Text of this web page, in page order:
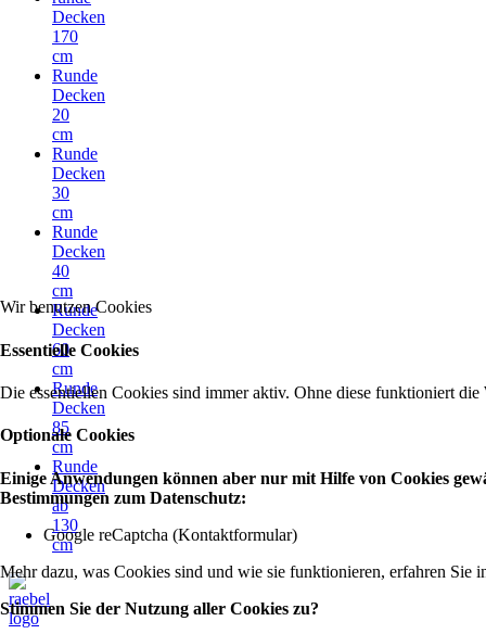
Decken
170
cm
Runde
Decken
20
cm
Runde
Decken
30
cm
Runde
Decken
40
cm
Runde
Decken
60
cm
Runde
Decken
85
cm
Runde
Decken
ab
130
cm
Wir benutzen Cookies
Essentielle Cookies
Die essentiellen Cookies sind immer aktiv. Ohne diese funktioniert
Optionale Cookies
Einige Anwendungen können aber nur mit Hilfe von Cookies
Bestimmungen zum Datenschutz:
Google reCaptcha (Kontaktformular)
Mehr dazu, was Cookies sind und wie sie funktionieren, erfahren Sie
Stimmen Sie der Nutzung aller Cookies zu?